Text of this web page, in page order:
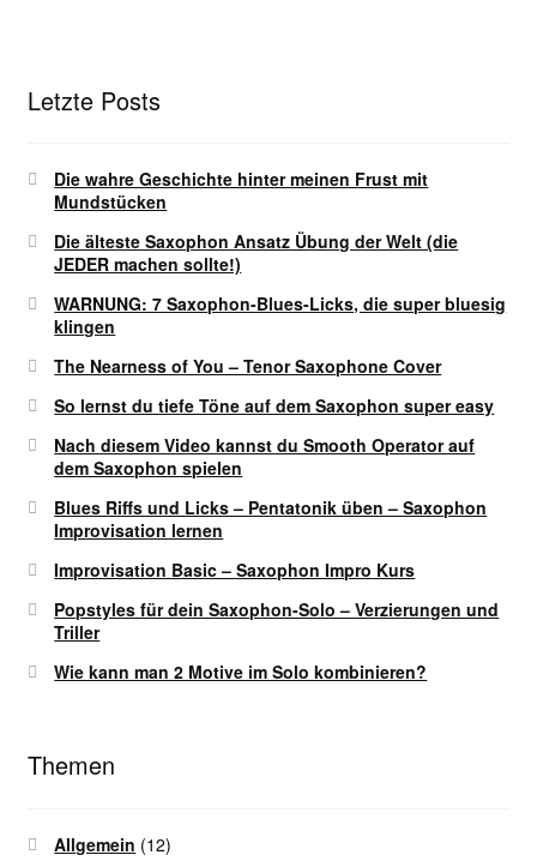
Letzte Posts
Die wahre Geschichte hinter meinen Frust mit
Mundstücken
Die älteste Saxophon Ansatz Übung der Welt (die
JEDER machen sollte!)
WARNUNG: 7 Saxophon-Blues-Licks, die super bluesig
klingen
The Nearness of You – Tenor Saxophone Cover
So lernst du tiefe Töne auf dem Saxophon super easy
Nach diesem Video kannst du Smooth Operator auf
dem Saxophon spielen
Blues Riffs und Licks – Pentatonik üben – Saxophon
Improvisation lernen
Improvisation Basic – Saxophon Impro Kurs
Popstyles für dein Saxophon-Solo – Verzierungen und
Triller
Wie kann man 2 Motive im Solo kombinieren?
Themen
Allgemein (12)